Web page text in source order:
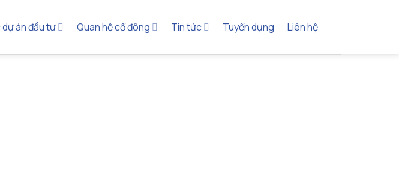
án đầu tư Quan hệ cổ đông Tin tức Tuyển dụng Liên hệ